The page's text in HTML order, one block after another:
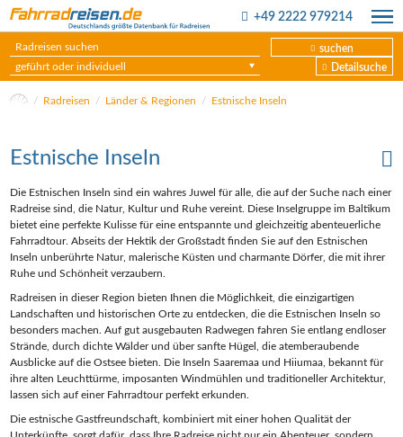
+49 2222 979214
suchen
geführt oder individuell
Detailsuche
Radreisen Länder & Regionen Estnische Inseln
Estnische Inseln
Die Estnischen Inseln sind ein wahres Juwel für alle, die auf der Suche nach einer
Radreise sind, die Natur, Kultur und Ruhe vereint. Diese Inselgruppe im Baltikum
bietet eine perfekte Kulisse für eine entspannte und gleichzeitig abenteuerliche
Fahrradtour. Abseits der Hektik der Großstadt finden Sie auf den Estnischen
Inseln unberührte Natur, malerische Küsten und charmante Dörfer, die mit ihrer
Ruhe und Schönheit verzaubern.
Radreisen in dieser Region bieten Ihnen die Möglichkeit, die einzigartigen
Landschaften und historischen Orte zu entdecken, die die Estnischen Inseln so
besonders machen. Auf gut ausgebauten Radwegen fahren Sie entlang endloser
Strände, durch dichte Wälder und über sanfte Hügel, die atemberaubende
Ausblicke auf die Ostsee bieten. Die Inseln Saaremaa und Hiiumaa, bekannt für
ihre alten Leuchttürme, imposanten Windmühlen und traditioneller Architektur,
lassen sich auf einer Fahrradtour perfekt erkunden.
Die estnische Gastfreundschaft, kombiniert mit einer hohen Qualität der